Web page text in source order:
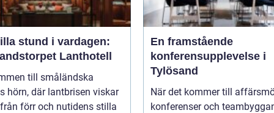
stund i vardagen:
Lanthotell
till småländska
hörn, där lantbrisen viskar
förr och nutidens stilla
En framstående
konferensupplevelse i
Tylösand
När det kommer till
konferenser och